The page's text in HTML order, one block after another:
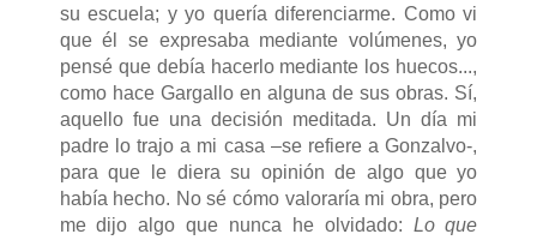
su escuela; y yo quería diferenciarme. Como vi
que él se expresaba mediante volúmenes, yo
pensé que debía hacerlo mediante los huecos...,
como hace Gargallo en alguna de sus obras. Sí,
aquello fue una decisión meditada. Un día mi
padre lo trajo a mi casa –se refiere a Gonzalvo-,
para que le diera su opinión de algo que yo
había hecho. No sé cómo valoraría mi obra, pero
me dijo algo que nunca he olvidado: Lo que